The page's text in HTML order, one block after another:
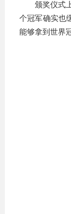
颁奖仪式
个冠军确实也
能够拿到世界